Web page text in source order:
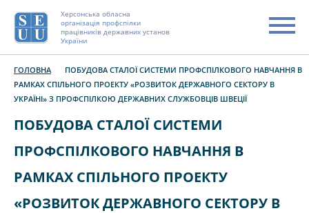
Херсонська обласна
організація профспілки
працівників державних установ
України
ГОЛОВНА
ПОБУДОВА СТАЛОЇ СИСТЕМИ ПРОФСПІЛКОВОГО НАВЧАННЯ В
РАМКАХ СПІЛЬНОГО ПРОЕКТУ «РОЗВИТОК ДЕРЖАВНОГО СЕКТОРУ В
УКРАЇНІ» З ПРОФСПІЛКОЮ ДЕРЖАВНИХ СЛУЖБОВЦІВ ШВЕЦІЇ
ПОБУДОВА СТАЛОЇ СИСТЕМИ
ПРОФСПІЛКОВОГО НАВЧАННЯ В
РАМКАХ СПІЛЬНОГО ПРОЕКТУ
«РОЗВИТОК ДЕРЖАВНОГО СЕКТОРУ В